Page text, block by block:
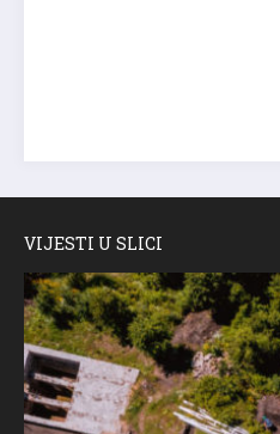
VIJESTI U SLICI